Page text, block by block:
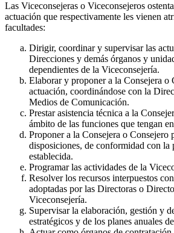
Las Viceconsejeras o Viceconsejeros
actuación que respectivamente les vienen
facultades:
Dirigir, coordinar y supervisar las
Direcciones y demás órganos y
dependientes de la Viceconsejería.
Elaborar y proponer a la Consejera o
actuación, coordinándose con la
Medios de Comunicación.
Prestar asistencia técnica a la
ámbito de las funciones que tengan
Proponer a la Consejera o Consejero
disposiciones, de conformidad con la
establecida.
Programar las actividades de la
Resolver los recursos interpuestos
adoptadas por las Directoras o
Viceconsejería.
Supervisar la elaboración, gestión y
estratégicos y de los planes anuales